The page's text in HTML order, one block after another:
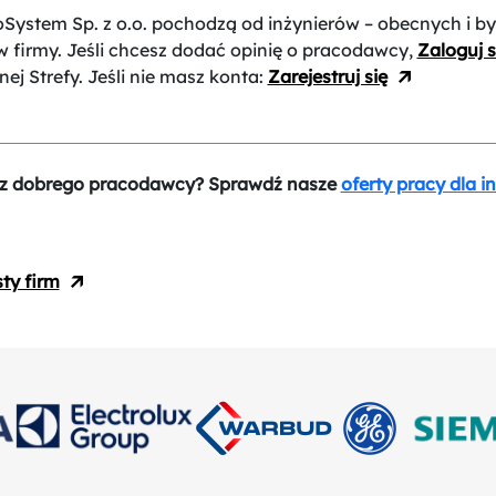
Sp. z o.o. pochodzą od inżynierów – obecnych i
firmy. Jeśli chcesz dodać opinię o pracodawcy, Zaloguj
Strefy. Jeśli nie masz konta: Zarejestruj się
dobrego pracodawcy? Sprawdź naszeoferty pracy dla
firm